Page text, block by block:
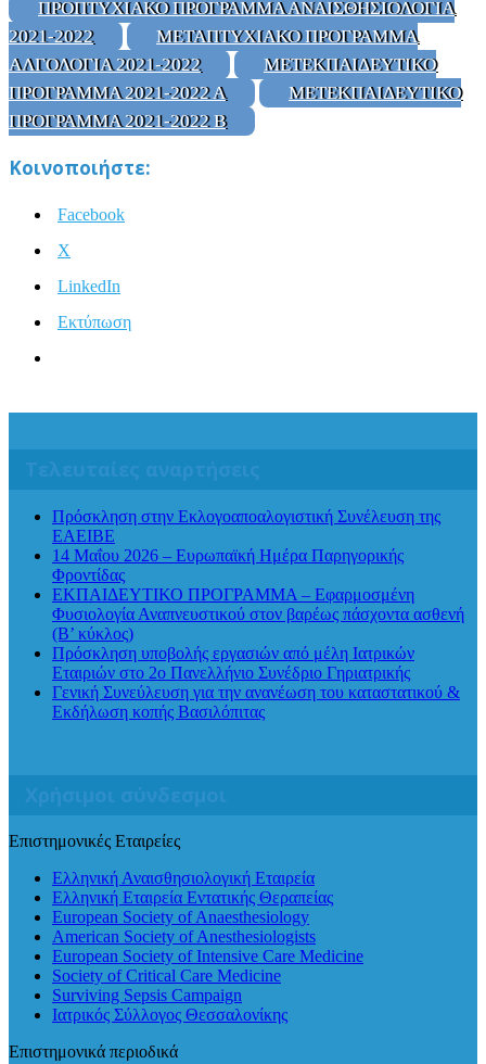
ΠΡΟΠΤΥΧΙΑΚΟ ΠΡΟΓΡΑΜΜΑ ΑΝΑΙΣΘΗΣΙΟΛΟΓΙΑ
2021-2022
ΜΕΤΑΠΤΥΧΙΑΚΟ ΠΡΟΓΡΑΜΜΑ
ΑΛΓΟΛΟΓΙΑ 2021-2022
ΜΕΤΕΚΠΑΙΔΕΥΤΙΚΟ
ΠΡΟΓΡΑΜΜΑ 2021-2022 Α
ΜΕΤΕΚΠΑΙΔΕΥΤΙΚΟ
ΠΡΟΓΡΑΜΜΑ 2021-2022 Β
Κοινοποιήστε:
Facebook
X
LinkedIn
Εκτύπωση
Πρόσκληση στην Εκλογοαποαλογιστική Συνέλευση της
ΕΑΕΙΒΕ
14 Μαΐου 2026 – Ευρωπαϊκή Ημέρα Παρηγορικής
Φροντίδας
ΕΚΠΑΙΔΕΥΤΙΚΟ ΠΡΟΓΡΑΜΜΑ – Εφαρμοσμένη
Φυσιολογία Αναπνευστικού στον βαρέως πάσχοντα ασθενή
(Β’ κύκλος)
Πρόσκληση υποβολής εργασιών από μέλη Ιατρικών
Εταιριών στο 2ο Πανελλήνιο Συνέδριο Γηριατρικής
Γενική Συνεύλευση για την ανανέωση του καταστατικού &
Εκδήλωση κοπής Βασιλόπιτας
Επιστημονικές Εταιρείες
Ελληνική Αναισθησιολογική Εταιρεία
Ελληνική Εταιρεία Εντατικής Θεραπείας
European Society of Anaesthesiology
American Society of Anesthesiologists
European Society of Intensive Care Medicine
Society of Critical Care Medicine
Surviving Sepsis Campaign
Ιατρικός Σύλλογος Θεσσαλονίκης
Επιστημονικά περιοδικά